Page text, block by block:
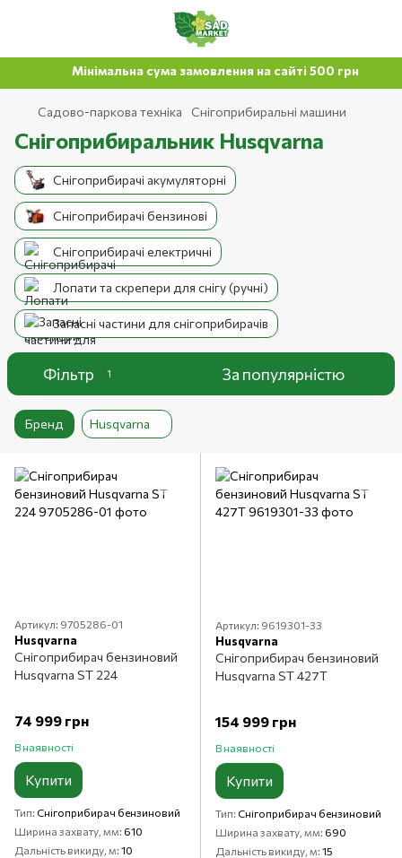
Мінімальна сума замовлення на сайті 500 грн
Садово-паркова техніка Снігоприбиральні машини
Снігоприбиральник Husqvarna
Снігоприбирачі акумуляторні
Снігоприбирачі бензинові
Снігоприбирачі електричні
Лопати та скрепери для снігу (ручні)
Запасні частини для снігоприбирачів
Фільтр 1 За популярністю
Бренд Husqvarna
Артикул: 9705286-01
Husqvarna
Снігоприбирач бензиновий
Husqvarna ST 224
74 999 грн
В наявності
Купити
Тип Снігоприбирач бензиновий
Ширина захвату, мм 610
Дальність викиду, м 10
Артикул: 9619301-33
Husqvarna
Снігоприбирач бензиновий
Husqvarna ST 427Т
154 999 грн
В наявності
Купити
Тип Снігоприбирач бензиновий
Ширина захвату, мм 690
Дальність викиду, м 15